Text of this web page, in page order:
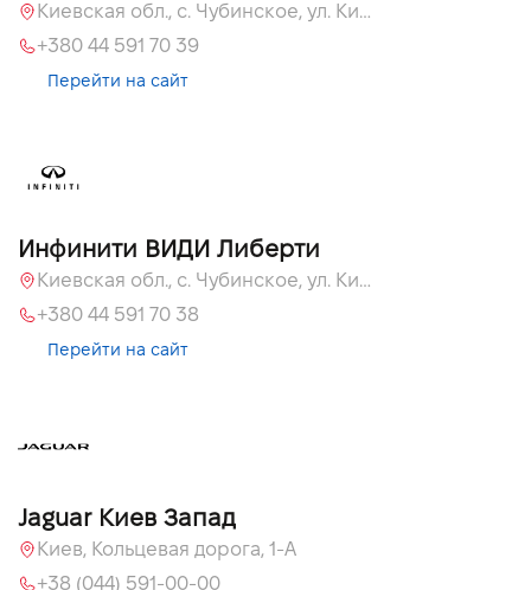
Киевская обл., c. Чубинское, ул. Киевская, 55
+380 44 591 70 39
Перейти на сайт
Инфинити ВИДИ Либерти
Киевская обл., c. Чубинское, ул. Киевская, 51
+380 44 591 70 38
Перейти на сайт
Jaguar Киев Запад
Киев, Кольцевая дорога, 1-А
+38 (044) 591-00-00